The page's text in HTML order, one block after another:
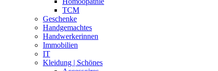
TCM
Geschenke
Handgemachtes
Handwerkerinnen
Immobilien
IT
Kleidung | Schönes